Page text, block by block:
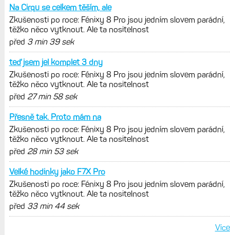
POSLEDNÍ KOMENTÁŘE
Ještě větší sranda je, když
Zkušenosti po roce: Fénixy 8 Pro jsou jedním slovem parádní,
těžko něco vytknout. Ale ta nositelnost
před2 min 1 sek
Na Cirqu se celkem těším, ale
Zkušenosti po roce: Fénixy 8 Pro jsou jedním slovem parádní,
těžko něco vytknout. Ale ta nositelnost
před3 min 39 sek
teď jsem jel komplet 3 dny
Zkušenosti po roce: Fénixy 8 Pro jsou jedním slovem parádní,